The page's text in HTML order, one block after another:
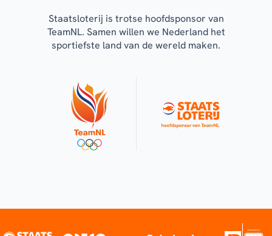
Staatsloterij is trotse hoofdsponsor van
TeamNL. Samen willen we Nederland het
sportiefste land van de wereld maken.